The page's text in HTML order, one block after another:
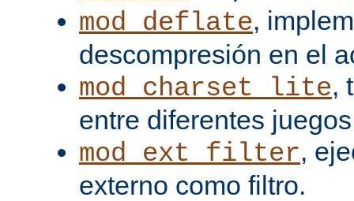
mod_deflate,
descompresión en el
mod_charset_lite,
entre diferentes
mod_ext_filter,
externo como filtro.